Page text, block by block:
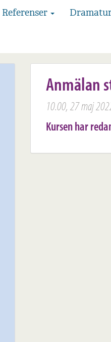
Referenser
Anmälan
10.00, 27 maj
Kursen har